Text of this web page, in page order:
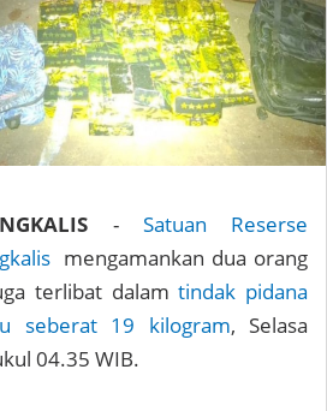
- Satuan Reserse
mengamankan dua orang
terlibat dalamtindak pidana
seberat 19 kilogram, Selasa
04.35 WIB.